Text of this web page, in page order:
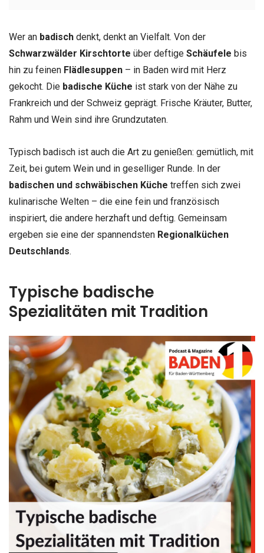
Wer an badisch denkt, denkt an Vielfalt. Von der
Schwarzwälder Kirschtorte über deftige Schäufele bis
hin zu feinen Flädlesuppen – in Baden wird mit Herz
gekocht. Die badische Küche ist stark von der Nähe zu
Frankreich und der Schweiz geprägt. Frische Kräuter, Butter,
Rahm und Wein sind ihre Grundzutaten.
Typisch badisch ist auch die Art zu genießen: gemütlich, mit
Zeit, bei gutem Wein und in geselliger Runde. In der
badischen und schwäbischen Küche treffen sich zwei
kulinarische Welten – die eine fein und französisch
inspiriert, die andere herzhaft und deftig. Gemeinsam
ergeben sie eine der spannendsten Regionalküchen
Deutschlands.
Typische badische
Spezialitäten mit Tradition